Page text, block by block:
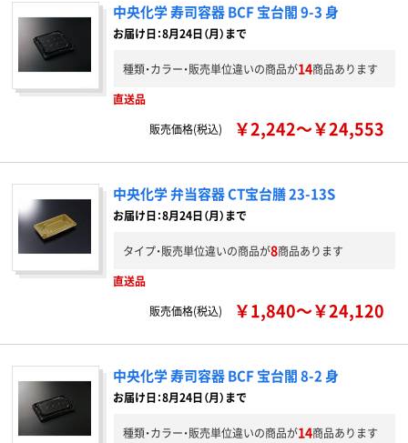
中央化学 寿司容器 BCF 宝台閣 9-3 身
お届け日：8月24日（月）まで
種類・カラー・販売単位違いの商品が14商品あります
直送品
販売価格(税込)
￥2,242～￥24,553
中央化学 弁当容器 CT宝台膳 23-13S
お届け日：8月24日（月）まで
タイプ・販売単位違いの商品が8商品あります
直送品
販売価格(税込)
￥1,840～￥24,120
中央化学 寿司容器 BCF 宝台閣 8-2 身
お届け日：8月24日（月）まで
種類・カラー・販売単位違いの商品が14商品あります